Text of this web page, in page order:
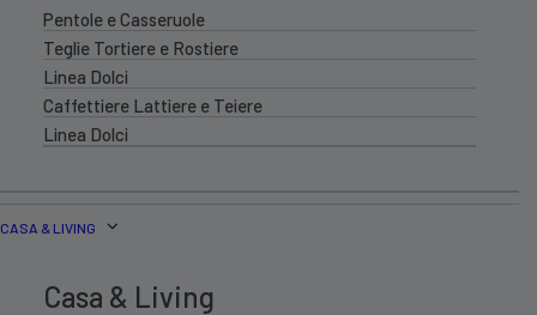
Pentole e Casseruole
Teglie Tortiere e Rostiere
Linea Dolci
Caffettiere Lattiere e Teiere
Linea Dolci
CASA & LIVING
Casa & Living